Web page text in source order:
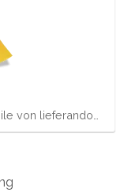
von lieferando…